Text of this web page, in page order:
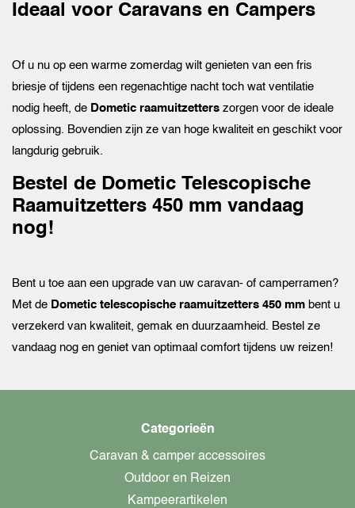
Ideaal voor Caravans en Campers
Of u nu op een warme zomerdag wilt genieten van een fris
briesje of tijdens een regenachtige nacht toch wat ventilatie
nodig heeft, de Dometic raamuitzetters zorgen voor de ideale
oplossing. Bovendien zijn ze van hoge kwaliteit en geschikt voor
langdurig gebruik.
Bestel de Dometic Telescopische
Raamuitzetters 450 mm vandaag
nog!
Bent u toe aan een upgrade van uw caravan- of camperramen?
Met de Dometic telescopische raamuitzetters 450 mm bent u
verzekerd van kwaliteit, gemak en duurzaamheid. Bestel ze
vandaag nog en geniet van optimaal comfort tijdens uw reizen!
Categorieën
Caravan & camper accessoires
Outdoor en Reizen
Kampeerartikelen